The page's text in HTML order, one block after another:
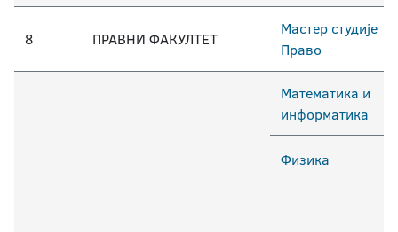
8 ПРАВНИ ФАКУЛТЕТ
Мастер студије
Право
Математика и
информатика
Физика